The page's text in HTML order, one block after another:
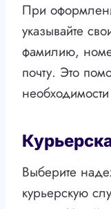
При
указывайте
фамилию,
почту. Это
Выберите
курьерскую